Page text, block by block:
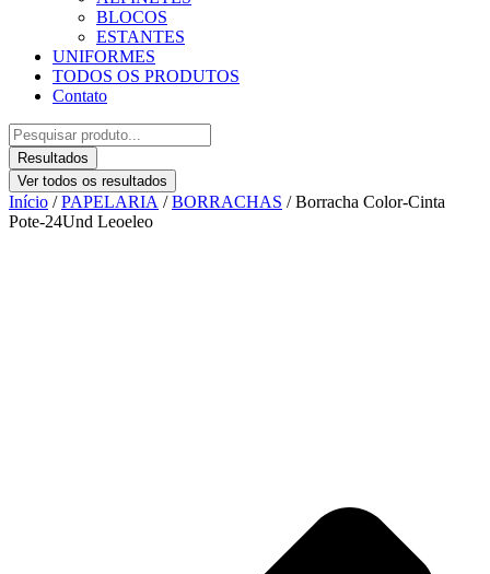
BLOCOS
ESTANTES
UNIFORMES
TODOS OS PRODUTOS
Contato
Pesquisar
...Resultados
Ver todos os resultados
Início /PAPELARIA /BORRACHAS / Borracha Color-Cinta
Pote-24Und Leoeleo